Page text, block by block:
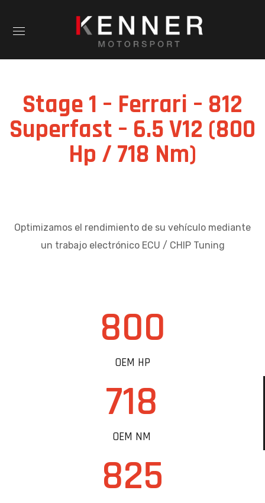
Stage 1 – Ferrari – 812
Superfast – 6.5 V12 (800
Hp / 718 Nm)
Optimizamos el rendimiento de su vehículo mediante
un trabajo electrónico ECU / CHIP Tuning
800
OEM HP
718
OEM NM
825